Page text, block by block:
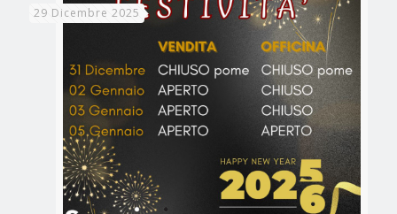
29 Dicembre 2025